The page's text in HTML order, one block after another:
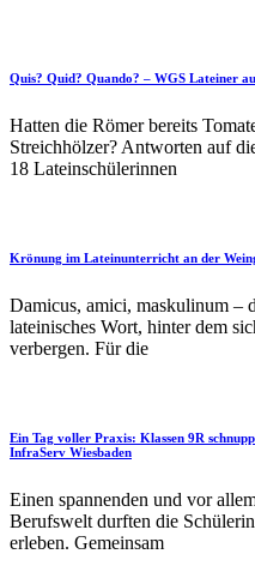
Quis? Quid? Quando? – WGS Lateiner
Hatten die Römer bereits
Streichhölzer? Antworten auf
18 Lateinschülerinnen
Krönung im Lateinunterricht an der
Damicus, amici, maskulinum –
lateinisches Wort, hinter dem
verbergen. Für die
Ein Tag voller Praxis: Klassen 9R
InfraServ Wiesbaden
Einen spannenden und vor
Berufswelt durften die
erleben. Gemeinsam